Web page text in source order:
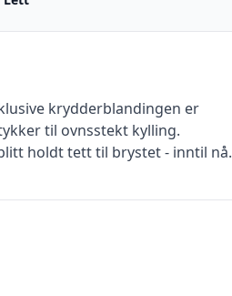
krydderblandingen er
til ovnsstekt kylling.
holdt tett til brystet - inntil nå.